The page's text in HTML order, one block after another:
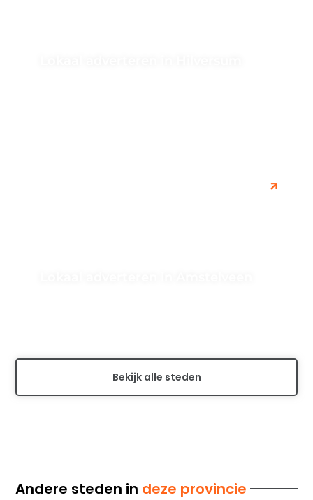
Bekijk alle steden
Andere steden in deze provincie